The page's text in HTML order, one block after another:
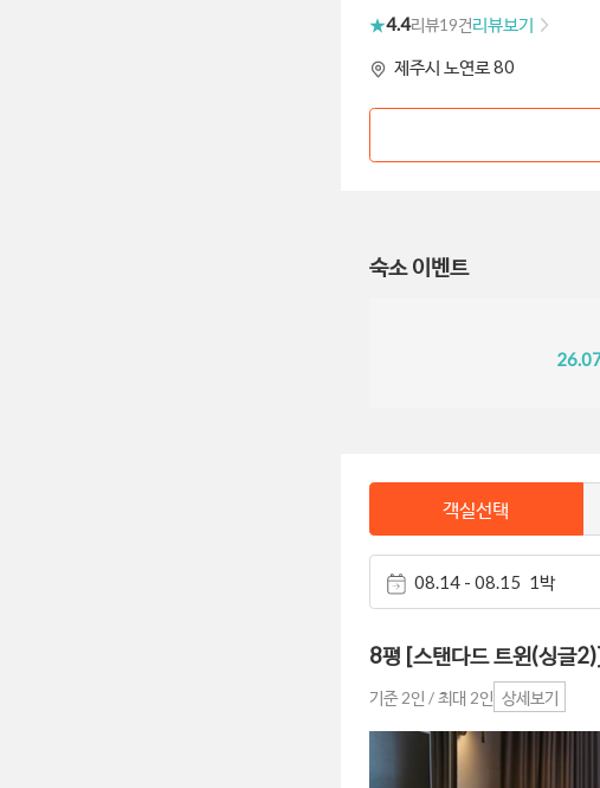
4.4리뷰19건리뷰보기
제주시 노연로 80
숙소 이벤트
객실선택
08.14 - 08.15 1박
8평 [스탠다드 트윈(싱글
기준 2인 / 최대 2인 상세보기